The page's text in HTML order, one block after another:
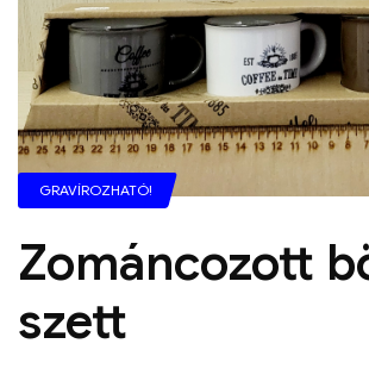
GRAVÍROZHATÓ!
Zománcozott
szett